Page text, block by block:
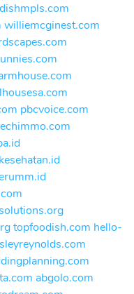
williemcginest.com
pbcvoice.com
topfoodish.com hello-
abgolo.com